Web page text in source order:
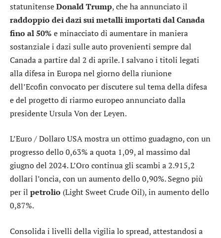
statunitenseDonald Trump, che ha annunciato il
raddoppio dei dazi sui metalli importati dal Canada
fino al 50% e minacciato di aumentare in maniera
sostanziale i dazi sulle auto provenienti sempre dal
Canada a partire dal 2 di aprile. I salvano i titoli legati
alla difesa in Europa nel giorno della riunione
dell’Ecofin convocato per discutere sul tema della difesa
e del progetto di riarmo europeo annunciato dalla
presidente Ursula Von der Leyen.
L’Euro / Dollaro USAmostra un ottimo guadagno, con un
progresso dello 0,63% a quota 1,09, al massimo dal
giugno del 2024. L’Orocontinua gli scambi a 2.915,2
dollari l’oncia, con un aumento dello 0,90%. Segno più
per il petrolio (Light Sweet Crude Oil), in aumento dello
0,87%.
Consolida i livelli della vigilia lospread, attestandosi a